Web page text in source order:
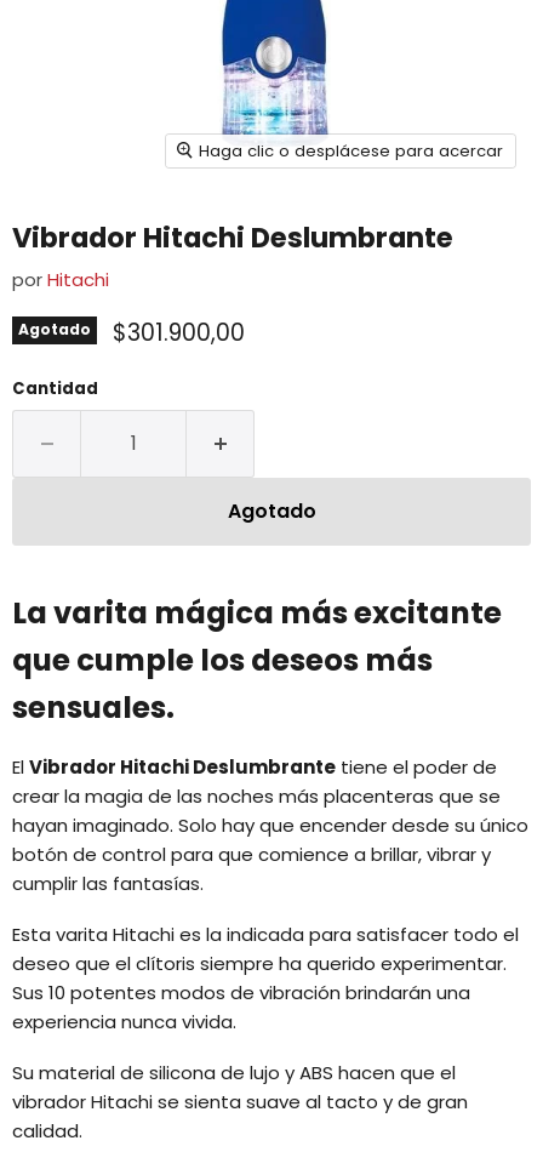
Haga clic o desplácese para acercar
Vibrador Hitachi Deslumbrante
porHitachi
Agotado $301.900,00
Cantidad
Agotado
La varita mágica más excitante
que cumple los deseos más
sensuales.
ElVibrador Hitachi Deslumbrante tiene el poder de
crear la magia de las noches más placenteras que se
hayan imaginado. Solo hay que encender desde su único
botón de control para que comience a brillar, vibrar y
cumplir las fantasías.
Esta varita Hitachi es la indicada para satisfacer todo el
deseo que el clítoris siempre ha querido experimentar.
Sus 10 potentes modos de vibración brindarán una
experiencia nunca vivida.
Su material de silicona de lujo y ABS hacen que el
vibrador Hitachi se sienta suave al tacto y de gran
calidad.